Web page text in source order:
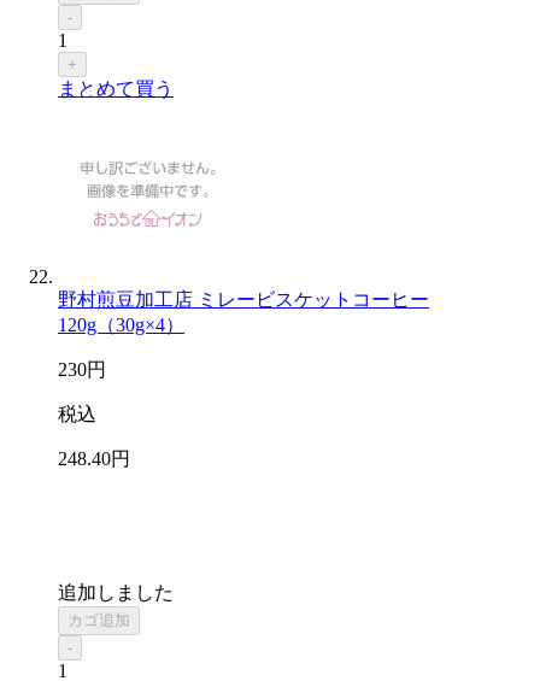
-
1
+
まとめて買う
野村煎豆加工店 ミレービスケットコーヒー
120g（30g×4）
230円
税込
248.40円
追加しました
カゴ追加
-
1